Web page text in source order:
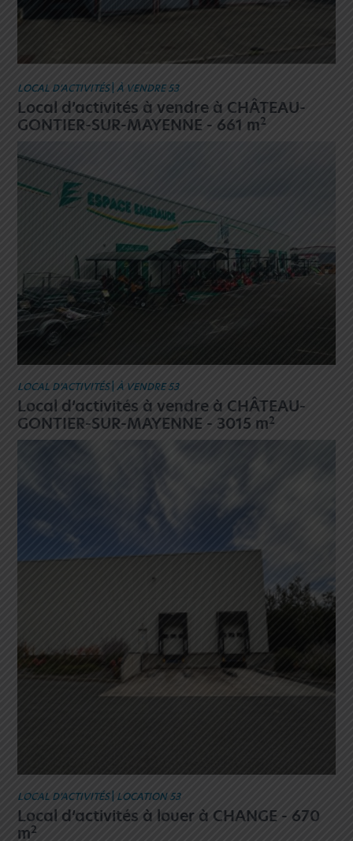
LOCAL D’ACTIVITÉS À VENDRE 53
Local d’activités à vendre à CHÂTEAU-
GONTIER-SUR-MAYENNE - 661 m2
LOCAL D’ACTIVITÉS À VENDRE 53
Local d’activités à vendre à CHÂTEAU-
GONTIER-SUR-MAYENNE - 3015 m2
LOCAL D’ACTIVITÉS LOCATION 53
Local d’activités à louer à CHANGE - 670
m2